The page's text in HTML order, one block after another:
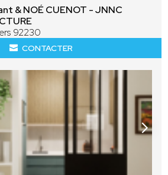
& NOÉ CUENOT - JNNC
92230
CONTACTER